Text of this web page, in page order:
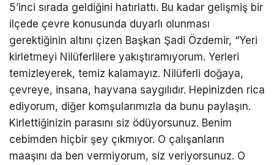
5’inci sırada geldiğini hatırlattı. Bu kadar gelişmiş bir
ilçede çevre konusunda duyarlı olunması
gerektiğinin altını çizen Başkan Şadi Özdemir, “Yeri
kirletmeyi Nilüferlilere yakıştıramıyorum. Yerleri
temizleyerek, temiz kalamayız. Nilüferli doğaya,
çevreye, insana, hayvana saygılıdır. Hepinizden rica
ediyorum, diğer komşularımızla da bunu paylaşın.
Kirlettiğinizin parasını siz ödüyorsunuz. Benim
cebimden hiçbir şey çıkmıyor. O çalışanların
maaşını da ben vermiyorum, siz veriyorsunuz. O